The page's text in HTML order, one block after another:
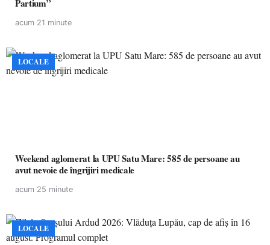
Partium”
acum 21 minute
LOCALE
Weekend aglomerat la UPU Satu Mare: 585 de persoane au
avut nevoie de îngrijiri medicale
acum 25 minute
LOCALE